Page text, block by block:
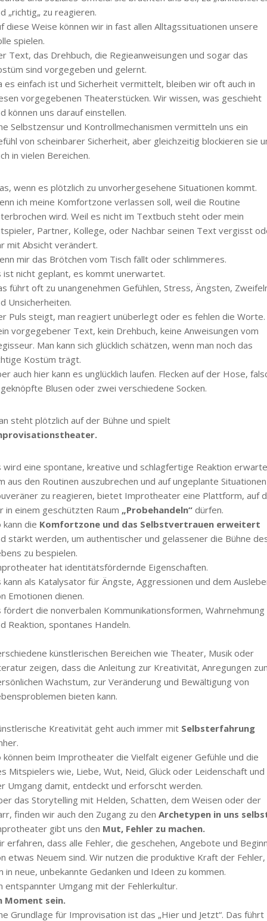
„richtig„ zu reagieren.
diese Weise können wir in fast allen Alltagssituationen unsere
spielen.
Text, das Drehbuch, die Regieanweisungen und sogar das
sind vorgegeben und gelernt.
es einfach ist und Sicherheit vermittelt, bleiben wir oft auch in
vorgegebenen Theaterstücken. Wir wissen, was geschieht
können uns darauf einstellen.
Selbstzensur und Kontrollmechanismen vermitteln uns ein
von scheinbarer Sicherheit, aber gleichzeitig blockieren sie
in vielen Bereichen.
wenn es plötzlich zu unvorhergesehene Situationen kommt.
ich meine Komfortzone verlassen soll, weil die Routine
wird. Weil es nicht im Textbuch steht oder mein
Partner, Kollege, oder Nachbar seinen Text vergisst
mit Absicht verändert.
mir das Brötchen vom Tisch fällt oder schlimmeres.
ist nicht geplant, es kommt unerwartet.
führt oft zu unangenehmen Gefühlen, Stress, Ängsten,
Unsicherheiten.
Puls steigt, man reagiert unüberlegt oder es fehlen die Worte.
vorgegebener Text, kein Drehbuch, keine Anweisungen vom
Man kann sich glücklich schätzen, wenn man noch das
Kostüm trägt.
auch hier kann es unglücklich laufen. Flecken auf der Hose,
Blusen oder zwei verschiedene Socken.
steht plötzlich auf der Bühne und spielt
wird eine spontane, kreative und schlagfertige Reaktion
aus den Routinen auszubrechen und auf ungeplante Situationen
zu reagieren, bietet Improtheater eine Plattform, auf
in einem geschützten Raum „Probehandeln“ dürfen.
kann die Komfortzone und das Selbstvertrauen erweitert
stärkt werden, um authentischer und gelassener die Bühne
zu bespielen.
hat identitätsfördernde Eigenschaften.
kann als Katalysator für Ängste, Aggressionen und dem
Emotionen dienen.
fördert die nonverbalen Kommunikationsformen, Wahrnehmung
Reaktion, spontanes Handeln.
künstlerischen Bereichen wie Theater, Musik oder
zeigen, dass die Anleitung zur Kreativität, Anregungen
Wachstum, zur Veränderung und Bewältigung von
bieten kann.
Kreativität geht auch immer mit Selbsterfahrung
können beim Improtheater die Vielfalt eigener Gefühle und die
Mitspielers wie, Liebe, Wut, Neid, Glück oder Leidenschaft und
Umgang damit, entdeckt und erforscht werden.
das Storytelling mit Helden, Schatten, dem Weisen oder der
finden wir auch den Zugang zu den Archetypen in uns
gibt uns den Mut, Fehler zu machen.
erfahren, dass alle Fehler, die geschehen, Angebote und
etwas Neuem sind. Wir nutzen die produktive Kraft der Fehler,
in neue, unbekannte Gedanken und Ideen zu kommen.
entspannter Umgang mit der Fehlerkultur.
Moment sein.
Grundlage für Improvisation ist das „Hier und Jetzt“. Das führt